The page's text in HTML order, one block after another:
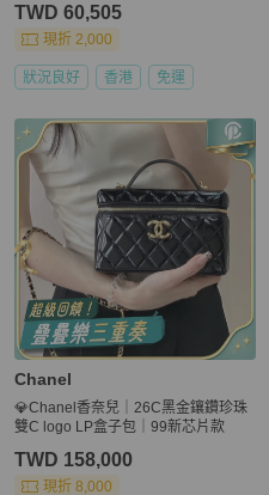
TWD 60,505
現折 2,000
狀況良好 香港 免運
Chanel
💎Chanel香奈兒｜26C黑金鑲鑽珍珠
雙C logo LP盒子包｜99新芯片款
TWD 158,000
現折 8,000